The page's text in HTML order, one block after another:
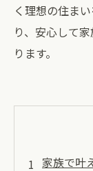
く理想の住ま
り、安心して
ります。
家族で叶